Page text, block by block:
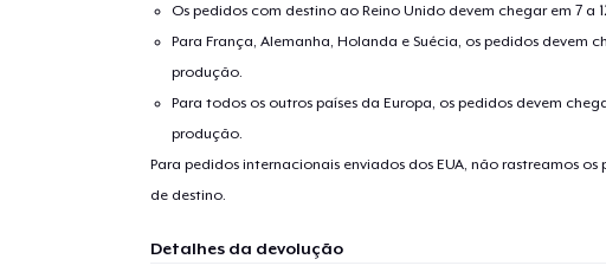
Os pedidos com destino ao Reino Unido devem chegar em 7 a
Para França, Alemanha, Holanda e Suécia, os pedidos devem
produção.
Para todos os outros países da Europa, os pedidos devem
produção.
Para pedidos internacionais enviados dos EUA, não rastreamos
de destino.
Detalhes da devolução